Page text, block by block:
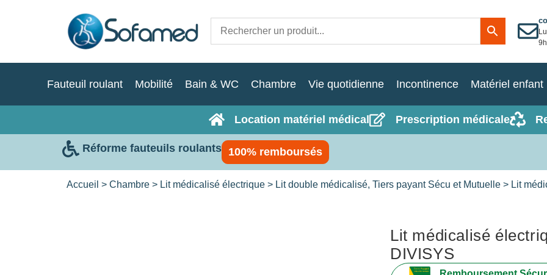
Fauteuil roulant Mobilité Bain & WC Chambre Vie quotidienne Incontinence Matériel enfant
Location matériel médical Prescription médicale
Réforme fauteuils roulants 100% remboursés
Accueil > Chambre > Lit médicalisé électrique > Lit double médicalisé, Tiers payant Sécu et Mutuelle > Lit
Lit médicalisé
DIVISYS